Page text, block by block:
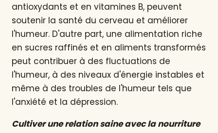
antioxydants et en vitamines B, peuvent
soutenir la santé du cerveau et améliorer
l'humeur. D'autre part, une alimentation riche
en sucres raffinés et en aliments transformés
peut contribuer à des fluctuations de
l'humeur, à des niveaux d'énergie instables et
même à des troubles de l'humeur tels que
l'anxiété et la dépression.
Cultiver une relation saine avec la nourriture